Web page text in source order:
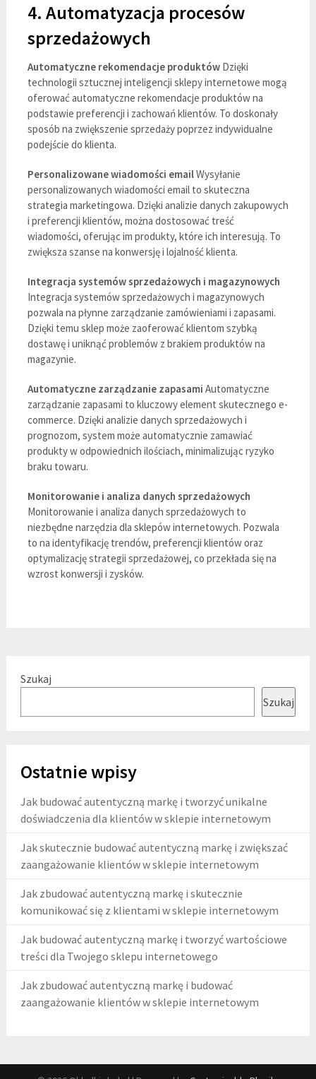
4. Automatyzacja procesów
sprzedażowych
Automatyczne rekomendacje produktówDzięki
technologii sztucznej inteligencji sklepy internetowe mogą
oferować automatyczne rekomendacje produktów na
podstawie preferencji i zachowań klientów. To doskonały
sposób na zwiększenie sprzedaży poprzez indywidualne
podejście do klienta.
Personalizowane wiadomości emailWysyłanie
personalizowanych wiadomości email to skuteczna
strategia marketingowa. Dzięki analizie danych zakupowych
i preferencji klientów, można dostosować treść
wiadomości, oferując im produkty, które ich interesują. To
zwiększa szanse na konwersję i lojalność klienta.
Integracja systemów sprzedażowych i magazynowych
Integracja systemów sprzedażowych i magazynowych
pozwala na płynne zarządzanie zamówieniami i zapasami.
Dzięki temu sklep może zaoferować klientom szybką
dostawę i uniknąć problemów z brakiem produktów na
magazynie.
Automatyczne zarządzanie zapasami Automatyczne
zarządzanie zapasami to kluczowy element skutecznego e-
commerce. Dzięki analizie danych sprzedażowych i
prognozom, system może automatycznie zamawiać
produkty w odpowiednich ilościach, minimalizując ryzyko
braku towaru.
Monitorowanie i analiza danych sprzedażowych
Monitorowanie i analiza danych sprzedażowych to
niezbędne narzędzia dla sklepów internetowych. Pozwala
to na identyfikację trendów, preferencji klientów oraz
optymalizację strategii sprzedażowej, co przekłada się na
wzrost konwersji i zysków.
Szukaj
Szukaj
Ostatnie wpisy
Jak budować autentyczną markę i tworzyć unikalne
doświadczenia dla klientów w sklepie internetowym
Jak skutecznie budować autentyczną markę i zwiększać
zaangażowanie klientów w sklepie internetowym
Jak zbudować autentyczną markę i skutecznie
komunikować się z klientami w sklepie internetowym
Jak budować autentyczną markę i tworzyć wartościowe
treści dla Twojego sklepu internetowego
Jak zbudować autentyczną markę i budować
zaangażowanie klientów w sklepie internetowym